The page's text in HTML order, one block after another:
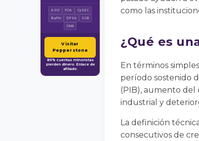
ASIC FCA
CySEC
BaFin
DFSA
SCB
CMA
Visitar
Pepperstone
80% cuentas minoristas
pierden dinero. Enlace de
afiliado.
como las
¿Qué es
En términos
período sostenido
(PIB), aumento del
industrial y
La definición
consecutivos de